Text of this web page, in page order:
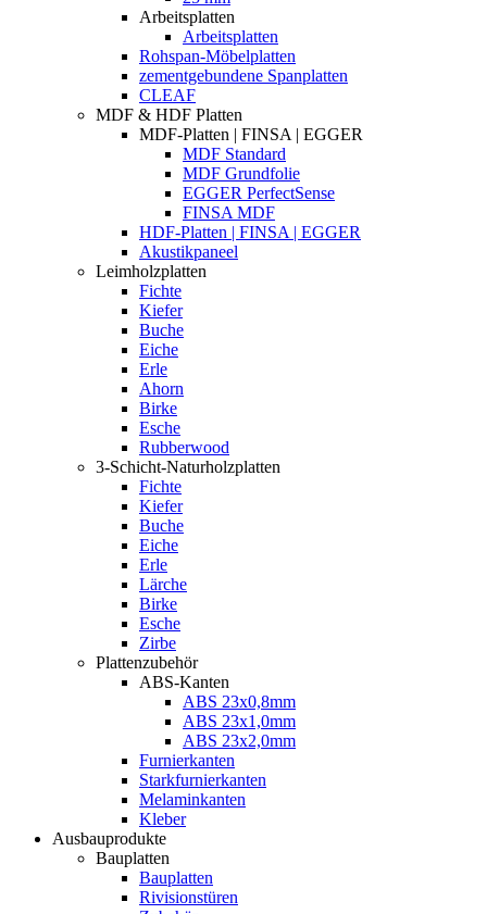
Arbeitsplatten
Arbeitsplatten
Rohspan-Möbelplatten
zementgebundene Spanplatten
CLEAF
MDF & HDF Platten
MDF-Platten | FINSA | EGGER
MDF Standard
MDF Grundfolie
EGGER PerfectSense
FINSA MDF
HDF-Platten | FINSA | EGGER
Akustikpaneel
Leimholzplatten
Fichte
Kiefer
Buche
Eiche
Erle
Ahorn
Birke
Esche
Rubberwood
3-Schicht-Naturholzplatten
Fichte
Kiefer
Buche
Eiche
Erle
Lärche
Birke
Esche
Zirbe
Plattenzubehör
ABS-Kanten
ABS 23x0,8mm
ABS 23x1,0mm
ABS 23x2,0mm
Furnierkanten
Starkfurnierkanten
Melaminkanten
Kleber
Ausbauprodukte
Bauplatten
Bauplatten
Rivisionstüren